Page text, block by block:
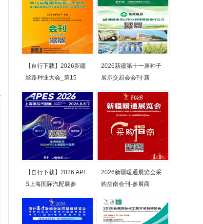
【自行下载】2026新疆
丝路种业大会_第15
2026新疆第十一届种子
展示交易会会刊-新
【自行下载】2026 APE
S上海国际汽配展参
2026新疆暖通展览会采
购指南会刊-参展商